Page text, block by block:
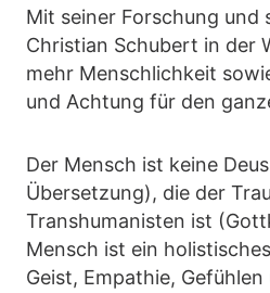
Mit seiner Forschung und
Christian Schubert in der
mehr Menschlichkeit
und Achtung für den
Der Mensch ist keine
Übersetzung), die der
Transhumanisten ist
Mensch ist ein
Geist, Empathie,